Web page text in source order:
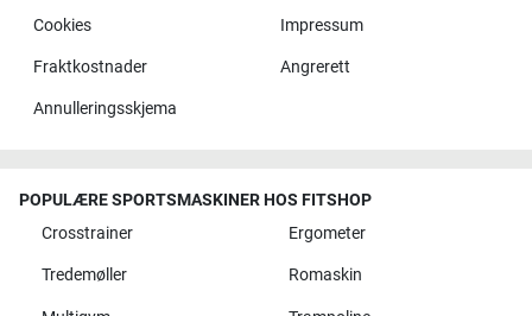
Cookies Impressum
Fraktkostnader Angrerett
Annulleringsskjema
POPULÆRE SPORTSMASKINER HOS FITSHOP
Crosstrainer
Ergometer
Tredemøller Romaskin